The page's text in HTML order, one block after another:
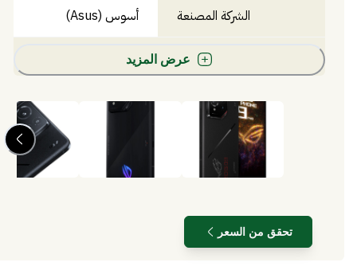
الشركة المصنعة أسوس (Asus)
عرض المزيد
تحقق من السعر